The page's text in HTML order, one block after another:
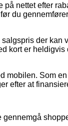
på nettet efter
du
der kan
kort er
mobilen. Som
efter at
gennemgå